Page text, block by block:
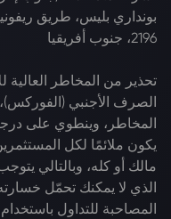
بونداري بليس، طريق
2196، جنوب أفريقيا
تحذير من المخاطر العالية
المخاطر، وينطوي على
يكون ملائمًا لكل
مالك أو كله، وبالتالي
الذي لا يمكنك تحمّل
المصاحبة للتداول